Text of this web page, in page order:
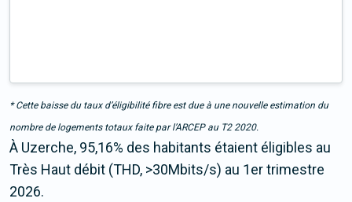
* Cette baisse du taux d’éligibilité fibre est due à une nouvelle estimation du
nombre de logements totaux faite par l’ARCEP au T2 2020.
À Uzerche, 95,16% des habitants étaient éligibles au
Très Haut débit (THD, >30Mbits/s) au 1er trimestre
2026.